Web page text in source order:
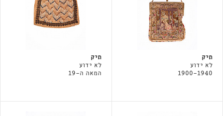
תיק
לא ידוע
1900-1940
תיק
לא ידוע
המאה ה-19